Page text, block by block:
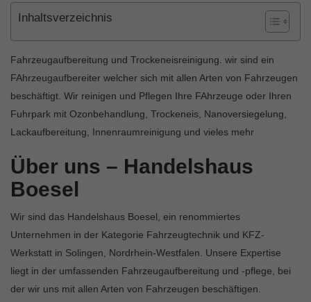
Inhaltsverzeichnis
Fahrzeugaufbereitung und Trockeneisreinigung. wir sind ein
FAhrzeugaufbereiter welcher sich mit allen Arten von Fahrzeugen
beschäftigt. Wir reinigen und Pflegen Ihre FAhrzeuge oder Ihren
Fuhrpark mit Ozonbehandlung, Trockeneis, Nanoversiegelung,
Lackaufbereitung, Innenraumreinigung und vieles mehr
Über uns – Handelshaus
Boesel
Wir sind das Handelshaus Boesel, ein renommiertes
Unternehmen in der Kategorie Fahrzeugtechnik und KFZ-
Werkstatt in Solingen, Nordrhein-Westfalen. Unsere Expertise
liegt in der umfassenden Fahrzeugaufbereitung und -pflege, bei
der wir uns mit allen Arten von Fahrzeugen beschäftigen.